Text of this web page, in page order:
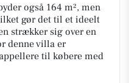
også 164 m², men
gør det til et ideelt
strækker sig over en
denne villa er
til købere med